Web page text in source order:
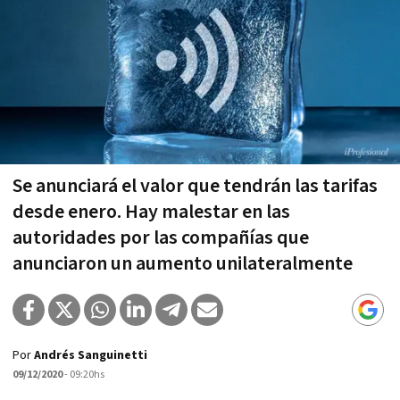
Se anunciará el valor que tendrán las tarifas
desde enero. Hay malestar en las
autoridades por las compañías que
anunciaron un aumento unilateralmente
PorAndrés Sanguinetti
09/12/2020- 09:20hs